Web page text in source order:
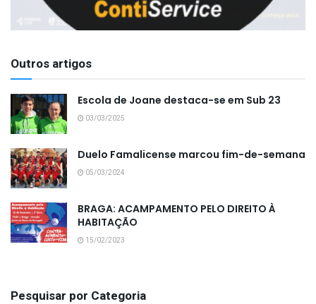
Outros artigos
Escola de Joane destaca-se em Sub 23
03/03/2025
Duelo Famalicense marcou fim-de-semana
05/03/2024
BRAGA: ACAMPAMENTO PELO DIREITO À
HABITAÇÃO
15/02/2023
Pesquisar por Categoria